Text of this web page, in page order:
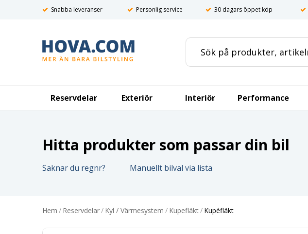
Snabba leveranser Personlig service 30 dagars öppet köp
Reservdelar Exteriör Interiör Performance
Hitta produkter som passar din bil
Saknar du regnr? Manuellt bilval via lista
Hem / Reservdelar/ Kyl / Värmesystem / Kupefläkt/ Kupéfläkt